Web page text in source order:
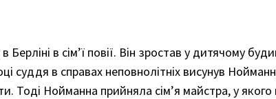
в сім’ї повії. Він зростав у дитячому
суддя в справах неповнолітніх висунув
Тоді Нойманна прийняла сім’я майстра, у якого